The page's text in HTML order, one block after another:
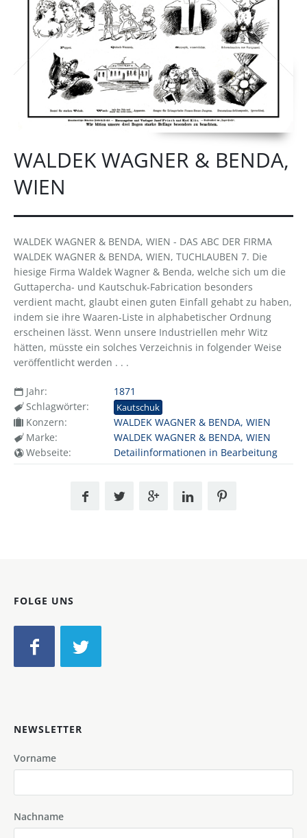
WALDEK WAGNER & BENDA,
WIEN
WALDEK WAGNER & BENDA, WIEN - DAS ABC DER FIRMA
WALDEK WAGNER & BENDA, WIEN, TUCHLAUBEN 7. Die
hiesige Firma Waldek Wagner & Benda, welche sich um die
Guttapercha- und Kautschuk-Fabrication besonders
verdient macht, glaubt einen guten Einfall gehabt zu haben,
indem sie ihre Waaren-Liste in alphabetischer Ordnung
erscheinen lässt. Wenn unsere Industriellen mehr Witz
hätten, müsste ein solches Verzeichnis in folgender Weise
veröffentlicht werden . . .
Jahr:
1871
Schlagwörter:
Kautschuk
Konzern:
WALDEK WAGNER & BENDA, WIEN
Marke:
WALDEK WAGNER & BENDA, WIEN
Webseite:
Detailinformationen in Bearbeitung
FOLGE UNS
NEWSLETTER
Vorname
Nachname